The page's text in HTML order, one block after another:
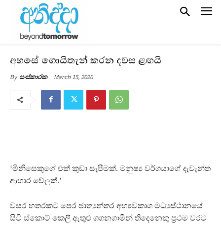
අහසේ ගොයිතැන් කරන දවස ළඟයි
By සංස්කාරක March 15, 2020
‘මිනිසෙකුගේ එක් කුඩා සැපීමක්. මනුෂ්‍ය වර්ගයාගේ දැවැන්ත
ආහාර වේලක්.’
වසර හතරකට පෙර ජාත්‍යන්තර අභ්‍යවකාශ මධ්‍යස්ථානයේ
සිටි ස්කොට් කෙලී ඇතුළු ගගනගාමීන් තිදෙනෙකු ප‍්‍රථම වරට